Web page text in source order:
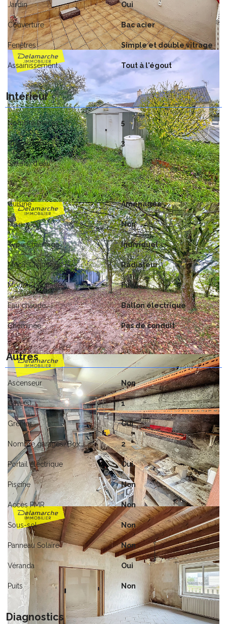
Jardin Oui
Couverture Bac acier
Fenêtres Simple et double vitrage
Assainissement Tout à l'égout
Intérieur
Nombre pièces 5
Chambres 3
Salle(s) d'eau 1
WC 2
Cuisine Aménagée
Plain-pied Non
Type Chauffage Individuel
Méca. Chauffage Radiateur
Mode Chauffage Fuel
Eau chaude Ballon électrique
Cheminée Pas de conduit
Autres
Ascenseur Non
Cave(s) 1
Grenier Oui
Nombre garages/Box 2
Portail électrique Oui
Piscine Non
Accès PMR Non
Sous-sol Non
Panneau Solaire Non
Véranda Oui
Puits Non
Diagnostics